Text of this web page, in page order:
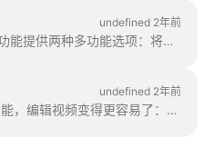
undefined 2年前
Wave.video 的视频缩短功能提供两种多功能选项：将整个视频缩短为更简洁的版本，或创建多个视频。
undefined 2年前
有了 Wave.video 的新功能，编辑视频变得更容易了：用文本编辑视频。本指南将指导您如何使用此功能来流...